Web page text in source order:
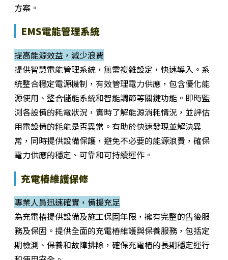
方案。
EMS電能管理系統
提高能源效益，減少浪費
提供智慧電能管理系統，無需複雜設定，快速導入。系
統整合穩定電源機制，有效管理電力供應，包含優化能
源使用、整合儲能系統和智能調節等關鍵功能。即時監
測各設備的耗電狀況，實時了解能源消耗情況，並評估
用電設備的耗能是否異常。有助於快速發現並解決異
常，同時提供設備保護，避免不必要的能源浪費，確保
電力供應的穩定、可靠和可持續運作。
充電樁維護保修
專業人員迅速確實，備援充足
為充電樁提供設備及施工保固年限，擁有完整的售後服
務及保固。提供全面的充電樁維護與保養服務，包括定
期檢測、保養和故障排除，確保充電樁的長期穩定運行